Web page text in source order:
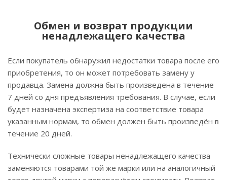
Обмен и возврат продукции
ненадлежащего качества
Если покупатель обнаружил недостатки товара после его
приобретения, то он может потребовать замену у
продавца. Замена должна быть произведена в течение
7 дней со дня предъявления требования. В случае, если
будет назначена экспертиза на соответствие товара
указанным нормам, то обмен должен быть произведён в
течение 20 дней.
Технически сложные товары ненадлежащего качества
заменяются товарами той же марки или на аналогичный